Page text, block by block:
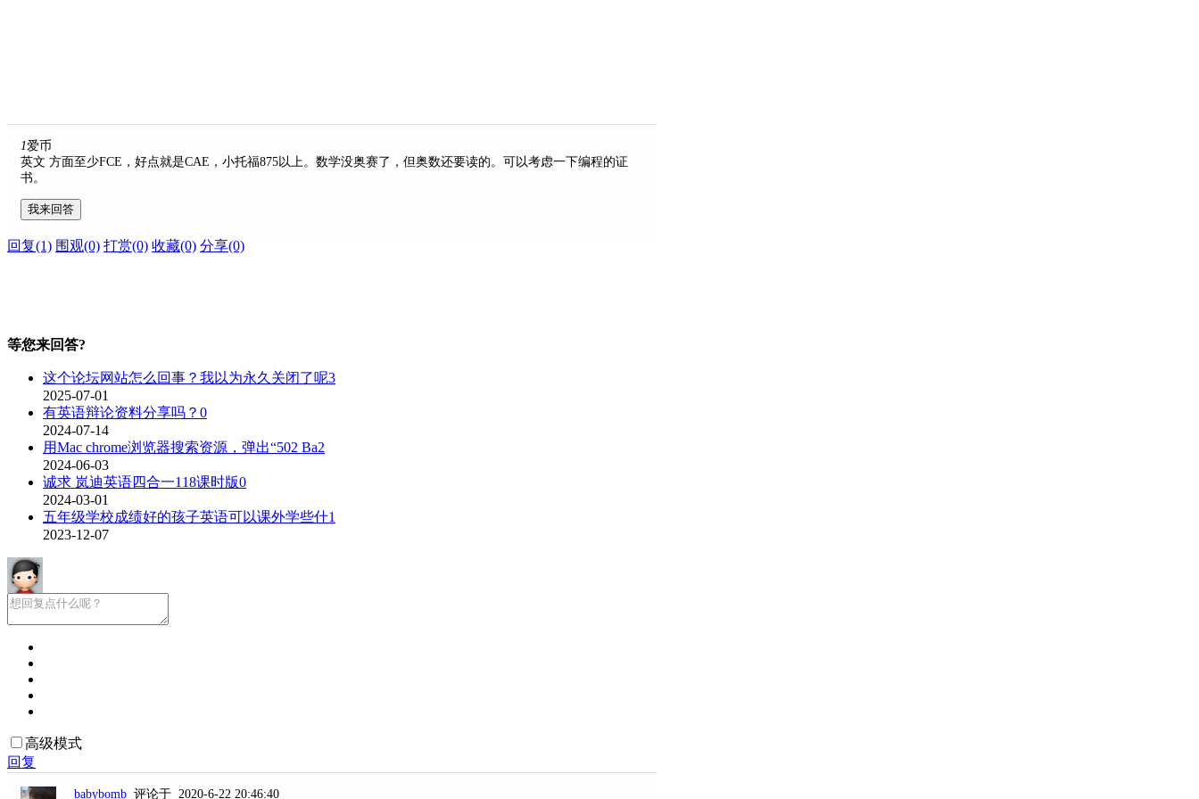
1爱币
英文 方面至少FCE，好点就是CAE，小托福875以上。数学没奥赛了，但奥数还要读的。可以考虑一下编程的证
书。
我来回答
回复(1) 围观(0) 打赏(0) 收藏(0) 分享(0)
等您来回答?
这个论坛网站怎么回事？我以为永久关闭了呢3
2025-07-01
有英语辩论资料分享吗？ 0
2024-07-14
用Mac chrome浏览器搜索资源，弹出“502 Ba2
2024-06-03
诚求 岚迪英语四合一118课时版0
2024-03-01
五年级学校成绩好的孩子英语可以课外学些什1
2023-12-07
高级模式
回复
babybomb 评论于 2020-6-22 20:46:40